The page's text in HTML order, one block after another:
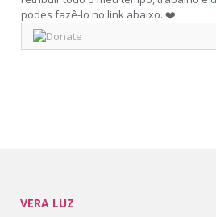
podes fazê-lo no link abaixo. ❤️
VERA LUZ